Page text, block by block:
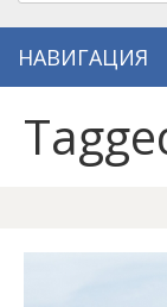
НАВИГАЦИЯ